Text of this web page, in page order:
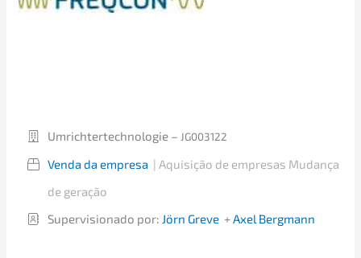
Umrich­ter­tech­no­lo­gie – JG003122
Venda da empresa |Aquisi­ção de empre­sas Mudan­ça
de geração
Super­vi­sio­na­do por: Jörn Greve +Axel Bergmann